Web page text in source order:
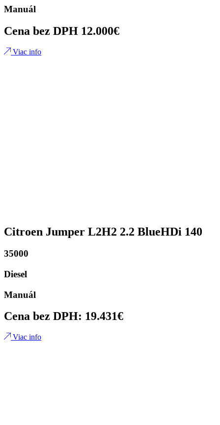
Manuál
Cena bez DPH 12.000€
Viac info
Citroen Jumper L2H2 2.2 BlueHDi 140
35000
Diesel
Manuál
Cena bez DPH: 19.431€
Viac info